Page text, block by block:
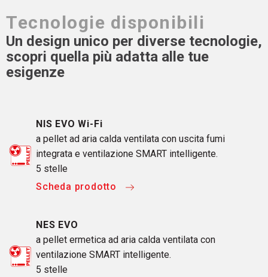
Tecnologie disponibili
Un design unico per diverse tecnologie,
scopri quella più adatta alle tue
esigenze
NIS EVO Wi-Fi
a pellet ad aria calda ventilata con uscita fumi
integrata e ventilazione SMART intelligente.
5 stelle
Scheda prodotto
NES EVO
a pellet ermetica ad aria calda ventilata con
ventilazione SMART intelligente.
5 stelle